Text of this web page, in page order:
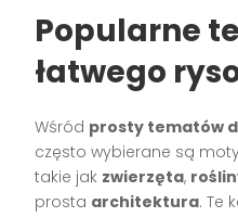
Popularne
łatwego
Wśród prosty tematów
często wybierane są
takie jak zwierzęta,
prosta architektura. Te